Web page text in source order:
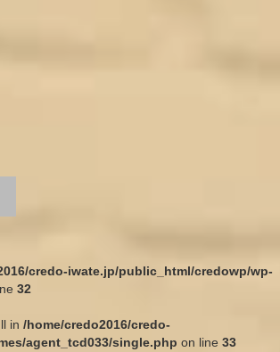
credo-iwate.jp/public_html/credowp/wp-
32
in /home/credo2016/credo-
agent_tcd033/single.php on line 33